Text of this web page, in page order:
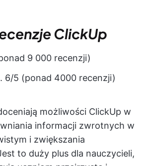
ClickUp
9 000 recenzji)
6/5 (ponad 4000 recenzji)
możliwości ClickUp w
informacji zwrotnych w
i zwiększania
to duży plus dla nauczycieli,